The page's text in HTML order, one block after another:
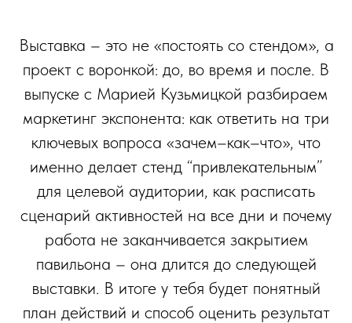
Выставка – это не «постоять со стендом», а
проект с воронкой: до, во время и после. В
выпуске с Марией Кузьмицкой разбираем
маркетинг экспонента: как ответить на три
ключевых вопроса «зачем–как–что», что
именно делает стенд “привлекательным”
для целевой аудитории, как расписать
сценарий активностей на все дни и почему
работа не заканчивается закрытием
павильона – она длится до следующей
выставки. В итоге у тебя будет понятный
план действий и способ оценить результат